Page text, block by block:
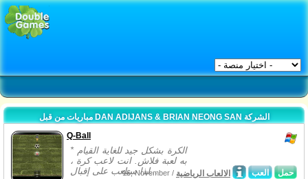
مباريات من قبل DAN ADIJANS & BRIAN NEONG SAN الشركة
Q-Ball
* الكرة بشكل جيد للغاية القيام
به لعبة فلاش. انت لاعب كرة ،
لذا سيلعب على إقبال...
حمل العب 16, November / الالعاب الرياضية